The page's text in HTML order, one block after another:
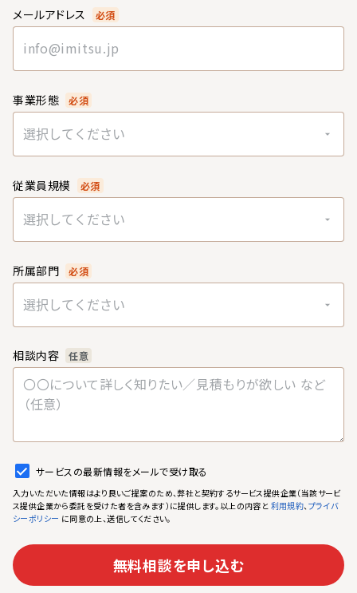
メールアドレス 必須
事業形態 必須
選択してください
従業員規模 必須
選択してください
所属部門 必須
選択してください
相談内容 任意
サービスの最新情報をメールで受け取る
入力いただいた情報はより良いご提案のため、弊社と契約するサービス提供企業（当該サービ
ス提供企業から委託を受けた者を含みます）に提供します。以上の内容と 利用規約、プライバ
シーポリシー に同意の上、送信してください。
無料相談を申し込む